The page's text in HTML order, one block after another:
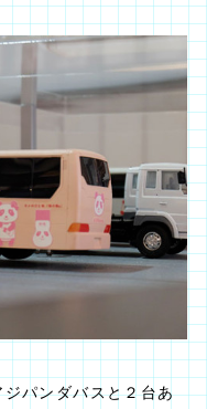
パンダバスと２台あ